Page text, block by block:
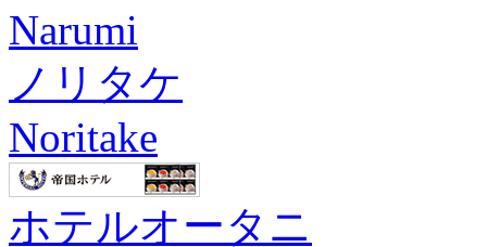
Narumi
ノリタケ
Noritake
ホテルオータニ